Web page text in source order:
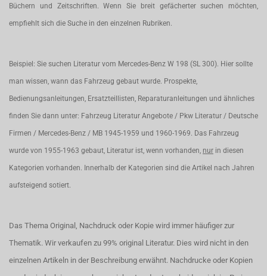
Büchern und Zeitschriften. Wenn Sie breit gefächerter suchen möchten,
empfiehlt sich die Suche in den einzelnen Rubriken.
Beispiel: Sie suchen Literatur vom Mercedes-Benz W 198 (SL 300). Hier sollte
man wissen, wann das Fahrzeug gebaut wurde. Prospekte,
Bedienungsanleitungen, Ersatzteillisten, Reparaturanleitungen und ähnliches
finden Sie dann unter: Fahrzeug Literatur Angebote / Pkw Literatur / Deutsche
Firmen / Mercedes-Benz / MB 1945-1959 und 1960-1969. Das Fahrzeug
wurde von 1955-1963 gebaut, Literatur ist, wenn vorhanden, nur in diesen
Kategorien vorhanden. Innerhalb der Kategorien sind die Artikel nach Jahren
aufsteigend sotiert.
Das Thema Original, Nachdruck oder Kopie wird immer häufiger zur
Thematik. Wir verkaufen zu 99% original Literatur. Dies wird nicht in den
einzelnen Artikeln in der Beschreibung erwähnt. Nachdrucke oder Kopien